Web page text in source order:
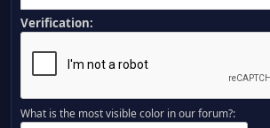
Verification:
What is the most visible color in our forum?: